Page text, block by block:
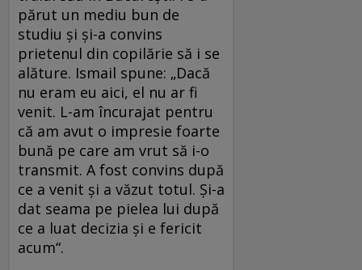
părut un mediu bun de
studiu și și-a convins
prietenul din copilărie să i se
alăture. Ismail spune: „Dacă
nu eram eu aici, el nu ar fi
venit. L-am încurajat pentru
că am avut o impresie foarte
bună pe care am vrut să i-o
transmit. A fost convins după
ce a venit și a văzut totul. Și-a
dat seama pe pielea lui după
ce a luat decizia și e fericit
acum“.